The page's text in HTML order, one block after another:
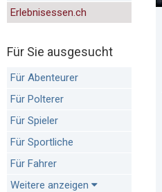
Erlebnisessen.ch
Für Sie ausgesucht
Für Abenteurer
Für Polterer
Für Spieler
Für Sportliche
Für Fahrer
Weitere anzeigen